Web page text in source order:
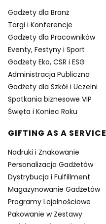
Gadżety dla Branż
Targi i Konferencje
Gadżety dla Pracowników
Eventy, Festyny i Sport
Gadżety Eko, CSR i ESG
Administracja Publiczna
Gadżety dla Szkół i Uczelni
Spotkania biznesowe VIP
Święta i Koniec Roku
GIFTING AS A SERVICE
Nadruki i Znakowanie
Personalizacja Gadżetów
Dystrybucja i Fulfillment
Magazynowanie Gadżetów
Programy Lojalnościowe
Pakowanie w Zestawy